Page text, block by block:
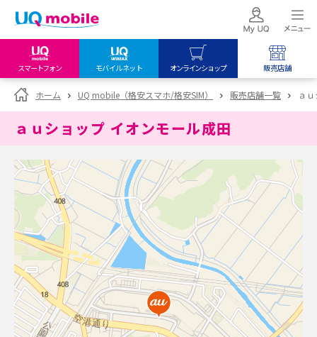
スマートフォン モバイルネット オンラインショップ 販売店舗
my UQ WiMAX
UQ WiMAX ご契約の方
My UQ mobile
UQ mobile
データチャージサイト
UQ mobile
オンラインショップ
UQ WiMAX
UQ mobile
販売店舗
UQ WiMAX
ホーム UQ mobile（格安スマホ/格安SIM） 販売店舗一覧 ａ
ａｕショップ イオンモール成田